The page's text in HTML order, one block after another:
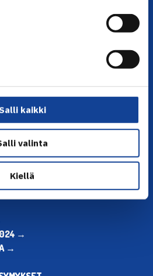
Salli kaikki
valinta
Kiellä
tie 1, 00250 Helsinki
→
→